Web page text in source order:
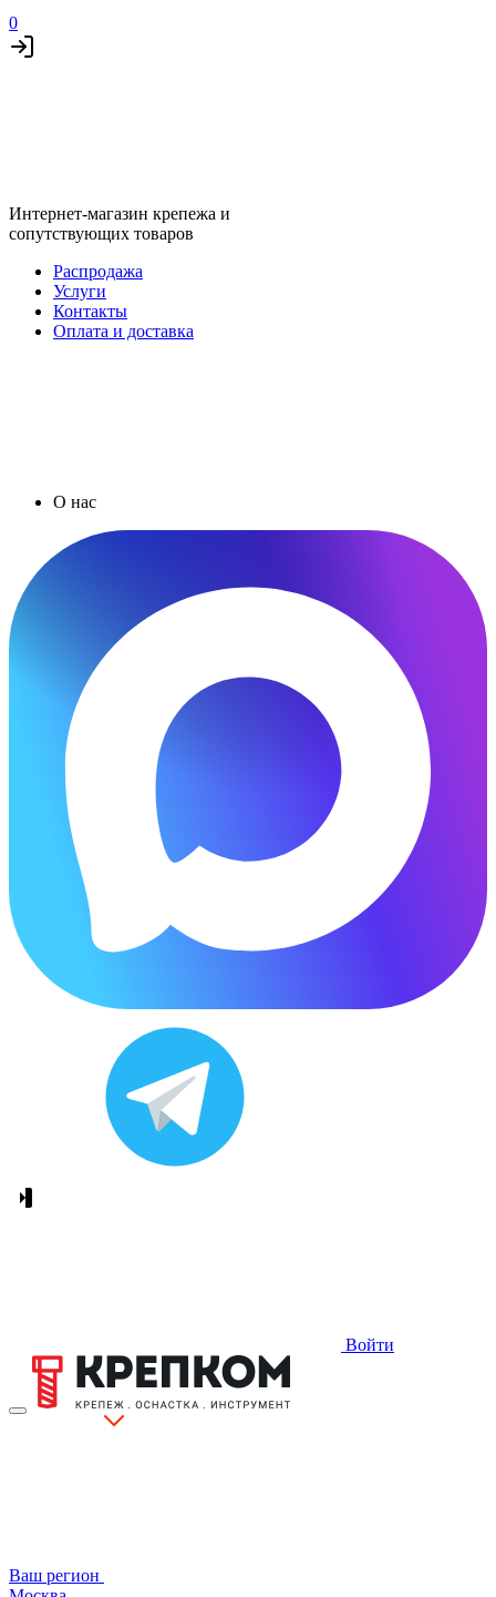
0
Интернет-магазин крепежа и
сопутствующих товаров
Распродажа
Услуги
Контакты
Оплата и доставка
О нас
Войти
Ваш регион